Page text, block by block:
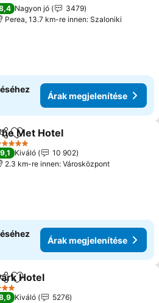
Nagyon jó
3479
Perea, 13.7 km-re innen: Szaloniki
Árak megjelenítése
Hozzáadás a kedvencekhez
Met Hotel
9,1 Kiváló
10 902
2.3 km-re innen: Városközpont
Árak megjelenítése
Hozzáadás a kedvencekhez
Hotel
Kategória
Kiváló
5276